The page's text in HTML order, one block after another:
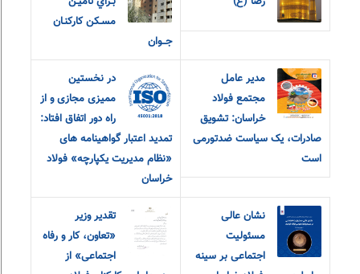
مسـکن کارکنـان
جــوان
مدیر عامل
مجتمع فولاد
خراسان: تشویق
صادرات، یک سیاست ضدتورمی
است
در نخستین
ممیزی مجازی و از
راه دور اتفاق افتاد:
تمدید اعتبار گواهینامه های
«نظام مدیریت یکپارچه» فولاد
خراسان
نشان عالی
مسئولیت
اجتماعی بر سینه
تقدیر وزیر
«تعاون، کار و رفاه
اجتماعی» از